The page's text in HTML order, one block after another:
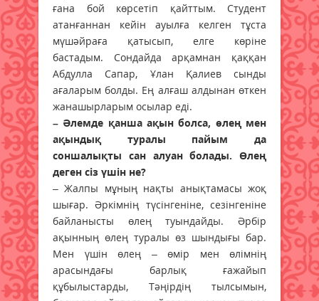
ғана бой көрсетіп қайттым. Студент
атанғаннан кейін ауылға келген тұста
мүшәйраға қатысып, елге көріне
бастадым. Сондайда арқамнан қаққан
Абдулла Сапар, Ұлан Қалиев сынды
ағаларым болды. Ең алғаш алдынан өткен
жанашырларым осылар еді.
– Әлемде қанша ақын болса, өлең мен
ақындық туралы пайым да
соншалықты сан алуан болады. Өлең
деген сіз үшін не?
– Жалпы мұның нақты анықтамасы жоқ
шығар. Әркімнің түсінгеніне, сезінгеніне
байланысты өлең туындайды. Әрбір
ақынның өлең туралы өз шындығы бар.
Мен үшін өлең – өмір мен өлімнің
арасындағы барлық ғажайып
құбылыстарды, Тәңірдің тылсымын,